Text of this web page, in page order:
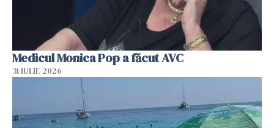
Medicul Monica Pop a făcut AVC
31 IULIE 2026